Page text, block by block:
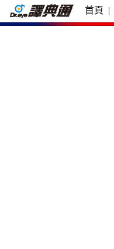
首頁 |